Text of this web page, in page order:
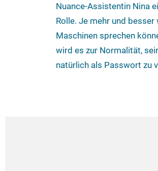
Nuance-Assistentin Nina
Rolle. Je mehr und besser
Maschinen sprechen
wird es zur Normalität,
natürlich als Passwort zu